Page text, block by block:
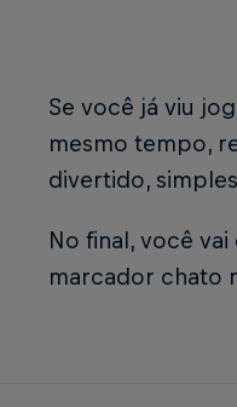
Se você já viu
mesmo tempo,
divertido,
No final, você
marcador chato